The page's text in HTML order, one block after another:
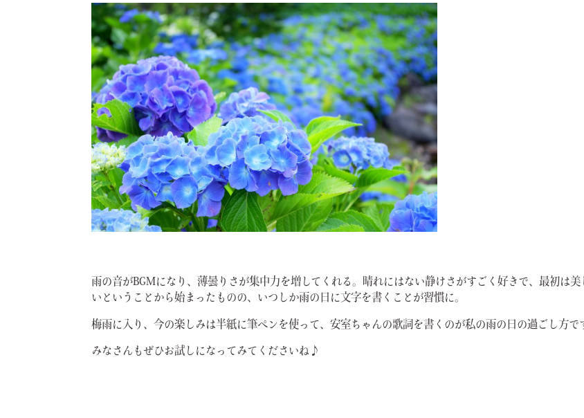
雨の音がBGMになり、薄曇りさが集中力を増してくれる。晴れにはない静けさがすごく好きで、最初は美
いということから始まったものの、いつしか雨の日に文字を書くことが習慣に。
梅雨に入り、今の楽しみは半紙に筆ペンを使って、安室ちゃんの歌詞を書くのが私の雨の日の過ごし方で
みなさんもぜひお試しになってみてくださいね♪